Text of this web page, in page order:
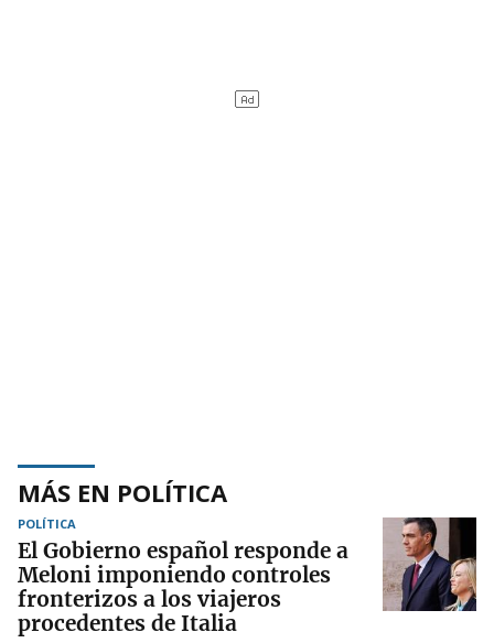
MÁS EN POLÍTICA
POLÍTICA
El Gobierno español responde a
Meloni imponiendo controles
fronterizos a los viajeros
procedentes de Italia